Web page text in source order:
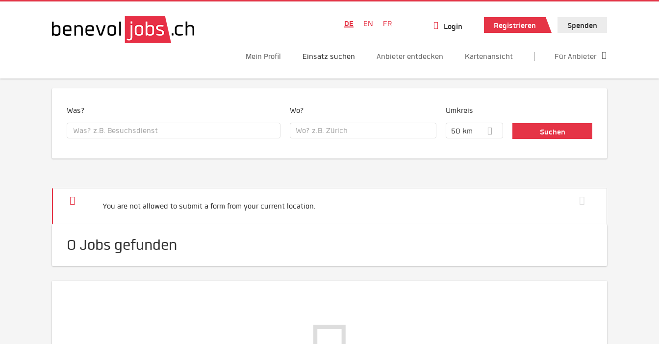
DE EN FR Login Registrieren Spenden
Mein Profil Einsatz suchen Anbieter entdecken Kartenansicht Für Anbieter
Was? Wo? Umkreis
50 km
You are not allowed to submit a form from your current location.
0 Jobs gefunden